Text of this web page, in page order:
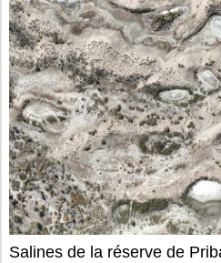
Salines de la réserve de